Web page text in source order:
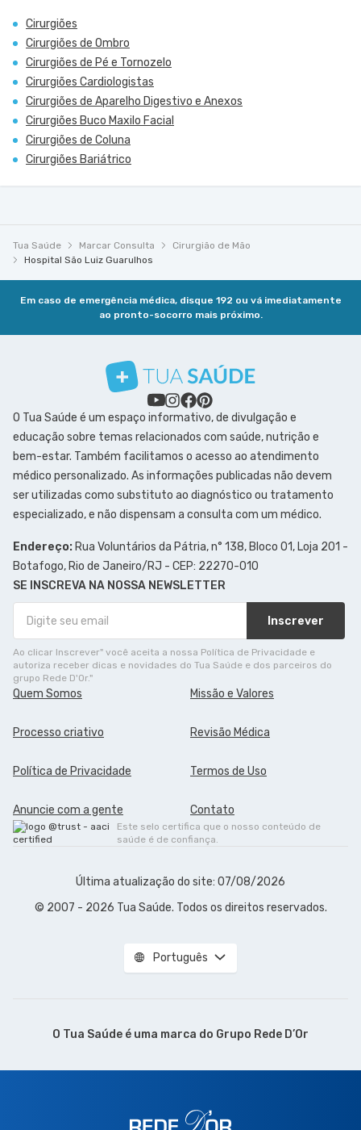
Cirurgiões
Cirurgiões de Ombro
Cirurgiões de Pé e Tornozelo
Cirurgiões Cardiologistas
Cirurgiões de Aparelho Digestivo e Anexos
Cirurgiões Buco Maxilo Facial
Cirurgiões de Coluna
Cirurgiões Bariátrico
Tua Saúde Marcar Consulta
Cirurgião de Mão
Hospital São Luiz Guarulhos
Em caso de emergência médica, disque 192 ou vá imediatamente
ao pronto-socorro mais próximo.
O Tua Saúde é um espaço informativo, de divulgação e
educação sobre temas relacionados com saúde, nutrição e
bem-estar. Também facilitamos o acesso ao atendimento
médico personalizado. As informações publicadas não devem
ser utilizadas como substituto ao diagnóstico ou tratamento
especializado, e não dispensam a consulta com um médico.
Endereço: Rua Voluntários da Pátria, n° 138, Bloco 01, Loja 201 -
Botafogo, Rio de Janeiro/RJ - CEP: 22270-010
SE INSCREVA NA NOSSA NEWSLETTER
Inscrever
Ao clicar Inscrever" você aceita a nossa Política de Privacidade e
autoriza receber dicas e novidades do Tua Saúde e dos parceiros do
grupo Rede D'Or."
Quem Somos Missão e Valores
Processo criativo Revisão Médica
Política de Privacidade Termos de Uso
Anuncie com a gente Contato
Este selo certifica que o nosso conteúdo de
saúde é de confiança.
Última atualização do site: 07/08/2026
© 2007 - 2026 Tua Saúde. Todos os direitos reservados.
Português
O Tua Saúde é uma marca do Grupo Rede D’Or